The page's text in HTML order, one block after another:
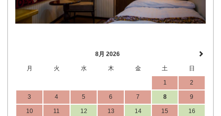
8月 2026
月 火 水 木 金 土 日
1 2
3 4 5 6 7 8 9
10 11 12 13 14 15 16